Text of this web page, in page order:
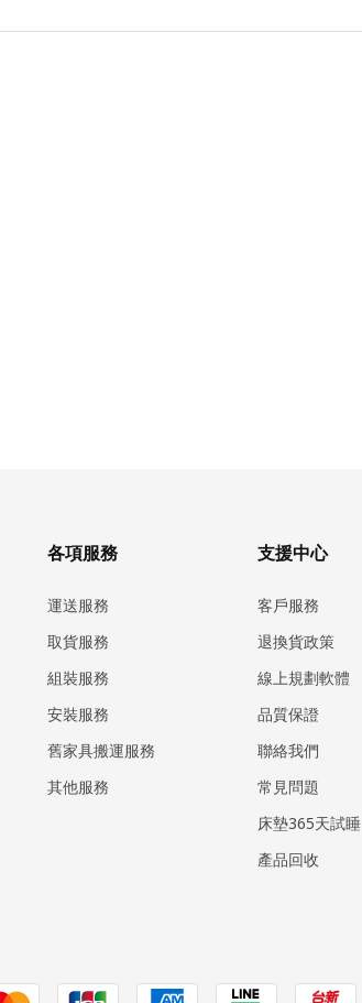
各項服務
運送服務
取貨服務
組裝服務
安裝服務
​舊家具搬運服務
其他服務
支援中心
客戶服務
退換貨政策
線上規劃軟體
品質保證
聯絡我們
常見問題
床墊365天試睡
產品回收